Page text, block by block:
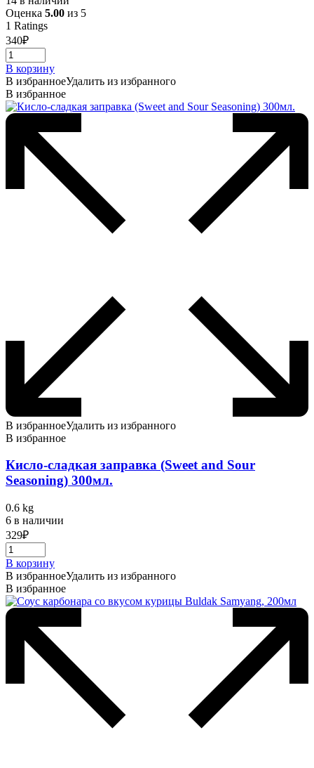
Оценка 5.00 из 5
1 Ratings
340₽
В корзину
В избранноеУдалить из избранного
В избранное
В избранноеУдалить из избранного
В избранное
Кисло-сладкая заправка (Sweet and Sour
Seasoning) 300мл.
0.6 kg
6 в наличии
329₽
В корзину
В избранноеУдалить из избранного
В избранное